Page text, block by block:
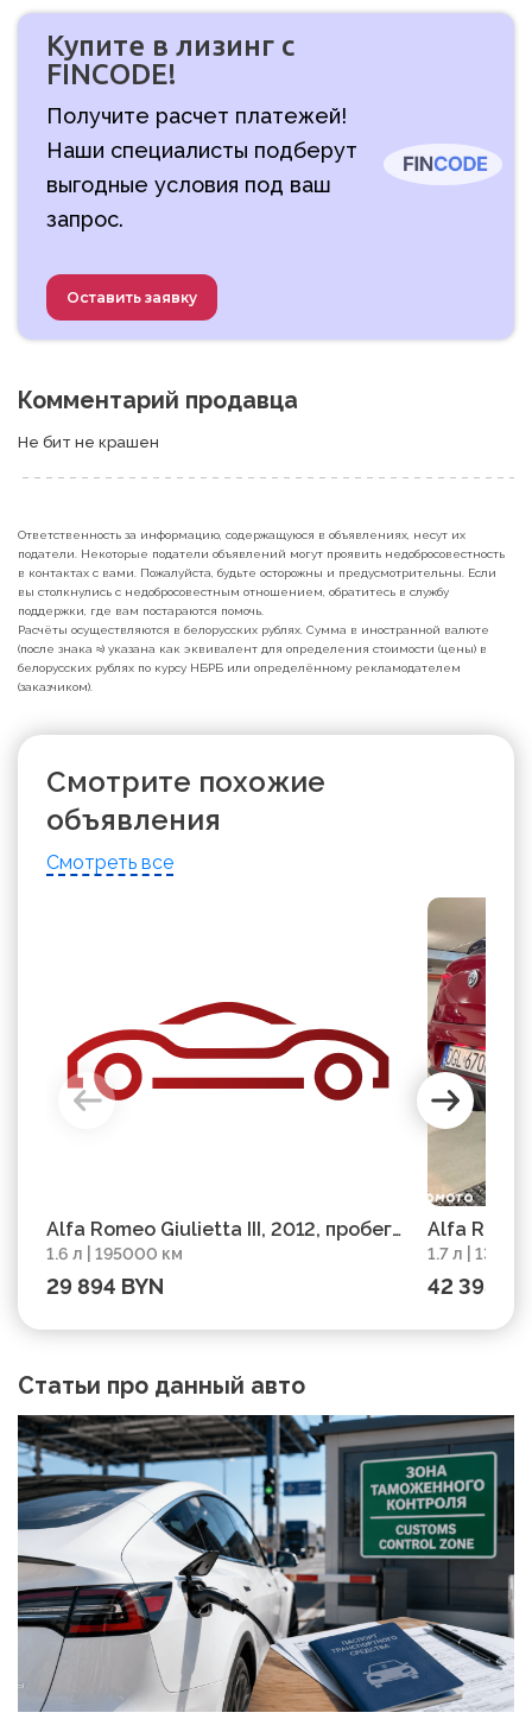
Купите в лизинг с
FINCODE!
Получите расчет платежей!
Наши специалисты подберут
выгодные условия под ваш
запрос.
Оставить заявку
Комментарий продавца
Не бит не крашен
Ответственность за информацию, содержащуюся в объявлениях, несут их
податели. Некоторые податели объявлений могут проявить недобросовестность
в контактах с вами. Пожалуйста, будьте осторожны и предусмотрительны. Если
вы столкнулись с недобросовестным отношением, обратитесь в службу
поддержки, где вам постараются помочь.
Расчёты осуществляются в белорусских рублях. Сумма в иностранной валюте
(после знака ≈) указана как эквивалент для определения стоимости (цены) в
белорусских рублях по курсу НБРБ или определённому рекламодателем
(заказчиком).
Смотрите похожие
объявления
Смотреть все
Alfa Romeo Giulietta III, 2012, пробег
195000 км
1.6 л | 195000 км
29 894 BYN
Alfa
2014
1.7 л |
42 398
Статьи про данный авто